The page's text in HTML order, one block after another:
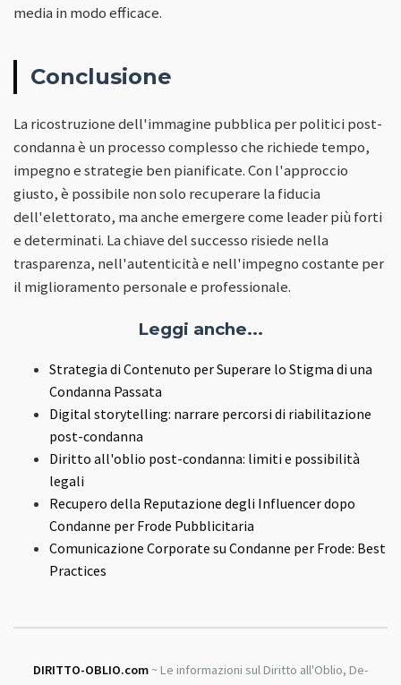
media in modo efficace.
Conclusione
La ricostruzione dell'immagine pubblica per politici post-
condanna è un processo complesso che richiede tempo,
impegno e strategie ben pianificate. Con l'approccio
giusto, è possibile non solo recuperare la fiducia
dell'elettorato, ma anche emergere come leader più forti
e determinati. La chiave del successo risiede nella
trasparenza, nell'autenticità e nell'impegno costante per
il miglioramento personale e professionale.
Leggi anche...
Strategia di Contenuto per Superare lo Stigma di una
Condanna Passata
Digital storytelling: narrare percorsi di riabilitazione
post-condanna
Diritto all'oblio post-condanna: limiti e possibilità
legali
Recupero della Reputazione degli Influencer dopo
Condanne per Frode Pubblicitaria
Comunicazione Corporate su Condanne per Frode: Best
Practices
DIRITTO-OBLIO.com ~ Le informazioni sul Diritto all'Oblio, De-